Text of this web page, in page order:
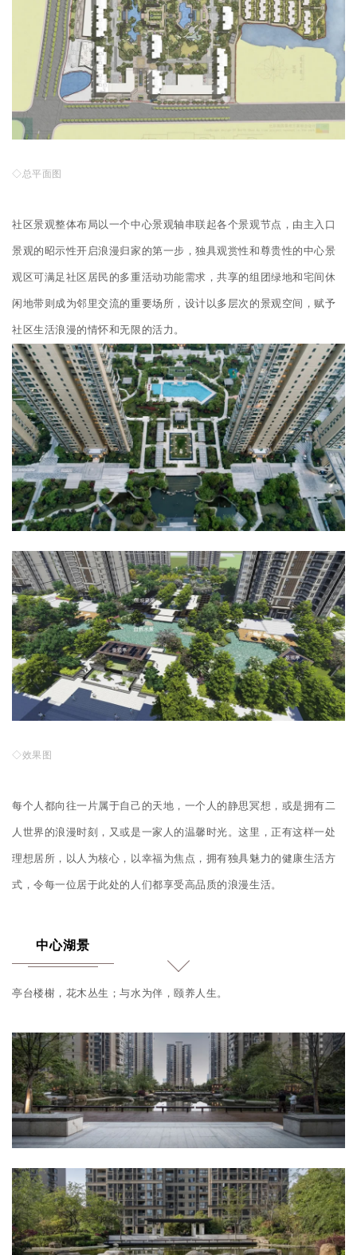
◇总平面图
社区景观整体布局以一个中心景观轴串联起各个景观节点，由主入口
景观的昭示性开启浪漫归家的第一步，独具观赏性和尊贵性的中心景
观区可满足社区居民的多重活动功能需求，共享的组团绿地和宅间休
闲地带则成为邻里交流的重要场所，设计以多层次的景观空间，赋予
社区生活浪漫的情怀和无限的活力。
◇效果图
每个人都向往一片属于自己的天地，一个人的静思冥想，或是拥有二
人世界的浪漫时刻，又或是一家人的温馨时光。这里，正有这样一处
理想居所，以人为核心，以幸福为焦点，拥有独具魅力的健康生活方
式，令每一位居于此处的人们都享受高品质的浪漫生活。
中心湖景
亭台楼榭，花木丛生；与水为伴，颐养人生。